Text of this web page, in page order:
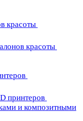
красоты
красоты
принтеров
и композитными